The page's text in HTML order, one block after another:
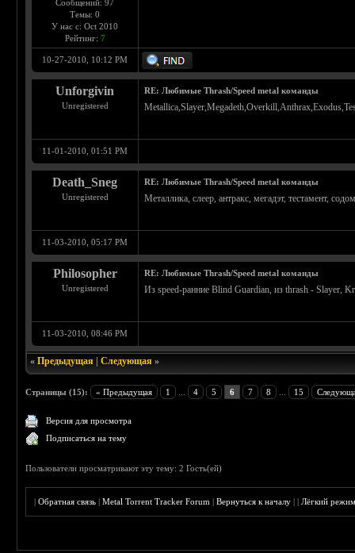
Сообщений: 97
Темы: 0
У нас с: Oct 2010
Рейтинг: 7
10-27-2010, 10:12 PM
Unforgivin
Unregistered
RE: Любимые Thrash/Speed metal команды
11-01-2010, 01:51 PM
Death_Sneg
Unregistered
RE: Любимые Thrash/Speed metal команды
Металлика, слеер, антракс, мегадэт, тестамент,
11-03-2010, 05:17 PM
Philosopher
Unregistered
RE: Любимые Thrash/Speed metal команды
Из speed-ранние Blind Guardian, из thrash - Slayer,
11-03-2010, 08:46 PM
«Предыдущая |Следующая »
Страницы (15): « Предыдущая 1 4 5 6 7 8 15
Версия для просмотра
Подписаться на тему
Пользователи просматривают эту тему: 2 Гость(ей)
|Обратная связь |Metal Torrent Tracker Forum |Вернуться к началу ||Лёгкий